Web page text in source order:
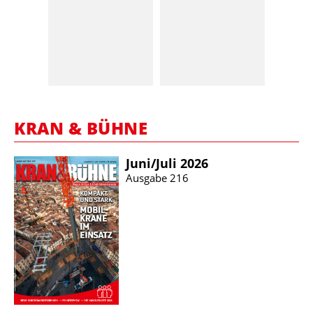
KRAN & BÜHNE
Juni/​Juli 2026
Ausgabe 216